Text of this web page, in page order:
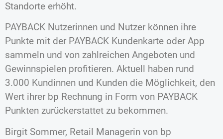
Standorte erhöht.
PAYBACK Nutzerinnen und Nutzer können ihre
Punkte mit der PAYBACK Kundenkarte oder App
sammeln und von zahlreichen Angeboten und
Gewinnspielen profitieren. Aktuell haben rund
3.000 Kundinnen und Kunden die Möglichkeit, den
Wert ihrer bp Rechnung in Form von PAYBACK
Punkten zurückerstattet zu bekommen.
Birgit Sommer, Retail Managerin von bp